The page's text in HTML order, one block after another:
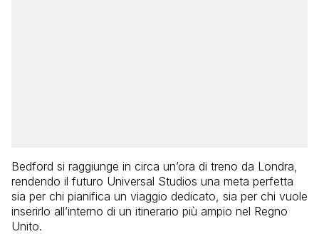
Bedford si raggiunge in circa un’ora di treno da Londra,
rendendo il futuro Universal Studios una meta perfetta
sia per chi pianifica un viaggio dedicato, sia per chi vuole
inserirlo all’interno di un itinerario più ampio nel Regno
Unito.